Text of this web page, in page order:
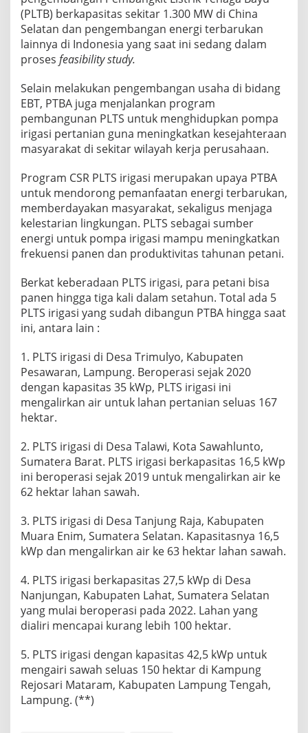
(PLTB) berkapasitas sekitar 1.300 MW di China
Selatan dan pengembangan energi terbarukan
lainnya di Indonesia yang saat ini sedang dalam
proses feasibility study.
Selain melakukan pengembangan usaha di bidang
EBT, PTBA juga menjalankan program
pembangunan PLTS untuk menghidupkan pompa
irigasi pertanian guna meningkatkan kesejahteraan
masyarakat di sekitar wilayah kerja perusahaan.
Program CSR PLTS irigasi merupakan upaya PTBA
untuk mendorong pemanfaatan energi terbarukan,
memberdayakan masyarakat, sekaligus menjaga
kelestarian lingkungan. PLTS sebagai sumber
energi untuk pompa irigasi mampu meningkatkan
frekuensi panen dan produktivitas tahunan petani.
Berkat keberadaan PLTS irigasi, para petani bisa
panen hingga tiga kali dalam setahun. Total ada 5
PLTS irigasi yang sudah dibangun PTBA hingga saat
ini, antara lain :
1. PLTS irigasi di Desa Trimulyo, Kabupaten
Pesawaran, Lampung. Beroperasi sejak 2020
dengan kapasitas 35 kWp, PLTS irigasi ini
mengalirkan air untuk lahan pertanian seluas 167
hektar.
2. PLTS irigasi di Desa Talawi, Kota Sawahlunto,
Sumatera Barat. PLTS irigasi berkapasitas 16,5 kWp
ini beroperasi sejak 2019 untuk mengalirkan air ke
62 hektar lahan sawah.
3. PLTS irigasi di Desa Tanjung Raja, Kabupaten
Muara Enim, Sumatera Selatan. Kapasitasnya 16,5
kWp dan mengalirkan air ke 63 hektar lahan sawah.
4. PLTS irigasi berkapasitas 27,5 kWp di Desa
Nanjungan, Kabupaten Lahat, Sumatera Selatan
yang mulai beroperasi pada 2022. Lahan yang
dialiri mencapai kurang lebih 100 hektar.
5. PLTS irigasi dengan kapasitas 42,5 kWp untuk
mengairi sawah seluas 150 hektar di Kampung
Rejosari Mataram, Kabupaten Lampung Tengah,
Lampung. (**)